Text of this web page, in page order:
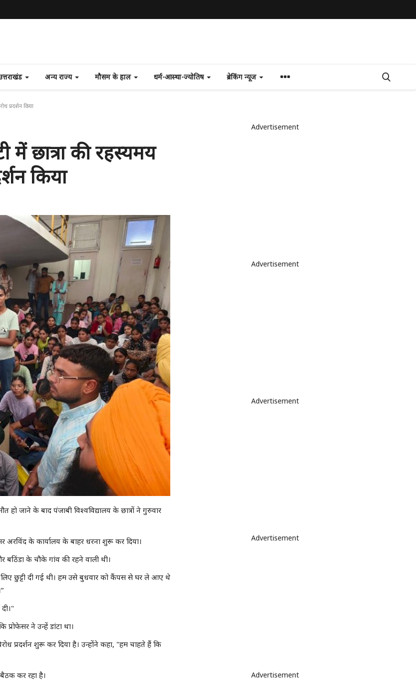
अन्य राज्य मौसम के हाल धर्म-आस्था-ज्योतिष ब्रेकिंग न्यूज
प्रदर्शन किया
में छात्रा की रहस्यमय
किया
जाने के बाद पंजाबी विश्वविद्यालय के छात्रों ने गुरुवार
अरविंद के कार्यालय के बाहर धरना शुरू कर दिया।
बठिंडा के चौके गांव की रहने वाली थी।
छुट्टी दी गई थी। हम उसे बुधवार को कैंपस से घर ले आए थे
प्रोफेसर ने उन्हें डांटा था।
प्रदर्शन शुरू कर दिया है। उन्होंने कहा, "हम चाहते हैं कि
कर रहा है।
Advertisement
Advertisement
Advertisement
Advertisement
Advertisement